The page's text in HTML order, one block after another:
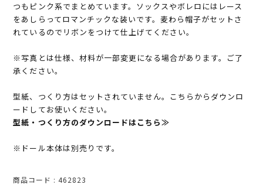
つもピンク系でまとめています。ソックスやボレロにはレース
をあしらってロマンチックな装いです。麦わら帽子がセットさ
れているのでリボンをつけて仕上げてください。
※写真とは仕様、材料が一部変更になる場合があります。ご了
承ください。
型紙、つくり方はセットされていません。こちらからダウンロ
ードしてお使いください。
型紙・つくり方のダウンロードはこちら≫
※ドール本体は別売りです。
商品コード 462823